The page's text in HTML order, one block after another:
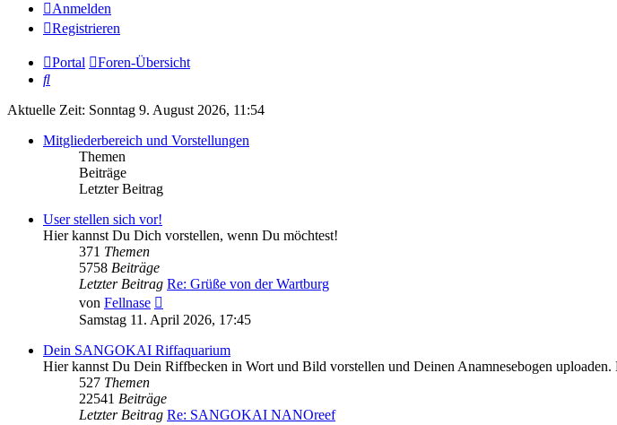
Anmelden
Registrieren
Portal
Foren-Übersicht
Suche
Aktuelle Zeit: Sonntag 9. August 2026, 11:54
Mitgliederbereich und Vorstellungen
Themen
Beiträge
Letzter Beitrag
User stellen sich vor!
Hier kannst Du Dich vorstellen, wenn Du möchtest!
371 Themen
5758 Beiträge
Letzter Beitrag Re: Grüße von der Wartburg
von Fellnase
Beitrag
Samstag 11. April 2026, 17:45
Dein SANGOKAI Riffaquarium
Hier kannst Du Dein Riffbecken in Wort und Bild vorstellen und Deinen Anamnesebogen
527 Themen
22541 Beiträge
Letzter Beitrag Re: SANGOKAI NANOreef